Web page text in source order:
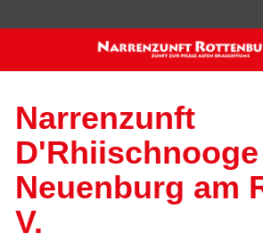
Narrenzunft
D'Rhiischnooge
Neuenburg am
V.